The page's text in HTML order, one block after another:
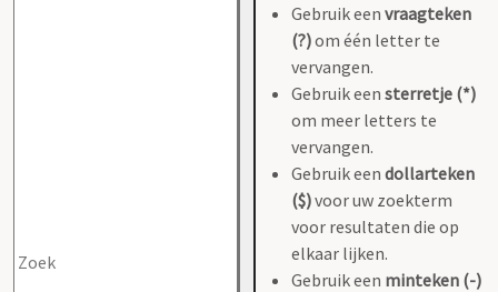
Gebruik een vraagteken
(?)om één letter te
vervangen.
Gebruik een sterretje (*)
om meer letters te
vervangen.
Gebruik een dollarteken
($)voor uw zoekterm
voor resultaten die op
elkaar lijken.
Gebruik een minteken (-)